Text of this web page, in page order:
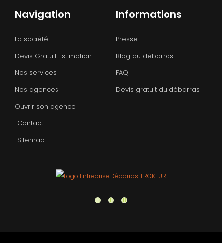
Navigation
La société
Devis Gratuit Estimation
Nos services
Nos agences
Ouvrir son agence
Contact
Sitemap
Informations
Presse
Blog du débarras
FAQ
Devis gratuit du débarras